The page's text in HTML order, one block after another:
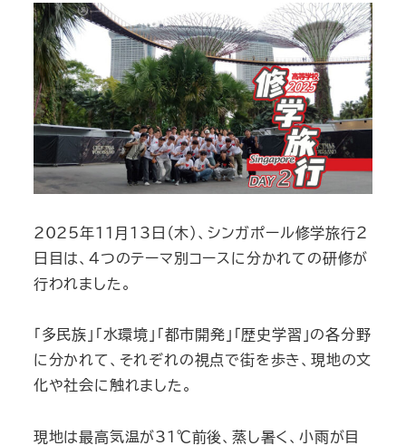
2025年11月13日（木）、シンガポール修学旅行２
日目は、４つのテーマ別コースに分かれての研修が
行われました。
「多民族」「水環境」「都市開発」「歴史学習」の各分野
に分かれて、それぞれの視点で街を歩き、現地の文
化や社会に触れました。
現地は最高気温が31℃前後、蒸し暑く、小雨が目